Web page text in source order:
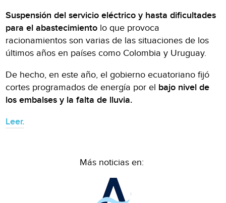
Suspensión del servicio eléctrico y hasta dificultades
para el abastecimiento lo que provoca
racionamientos son varias de las situaciones de los
últimos años en países como Colombia y Uruguay.
De hecho, en este año, el gobierno ecuatoriano fijó
cortes programados de energía por el bajo nivel de
los embalses y la falta de lluvia.
Leer.
Más noticias en: